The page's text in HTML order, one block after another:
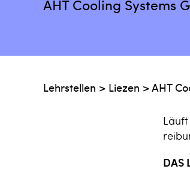
AHT Cooling Systems
Lehrstellen > Liezen >AHT
DAS